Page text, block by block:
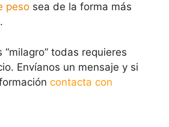
peso sea de la forma más
todas requieres
Envíanos un mensaje y si
contacta con